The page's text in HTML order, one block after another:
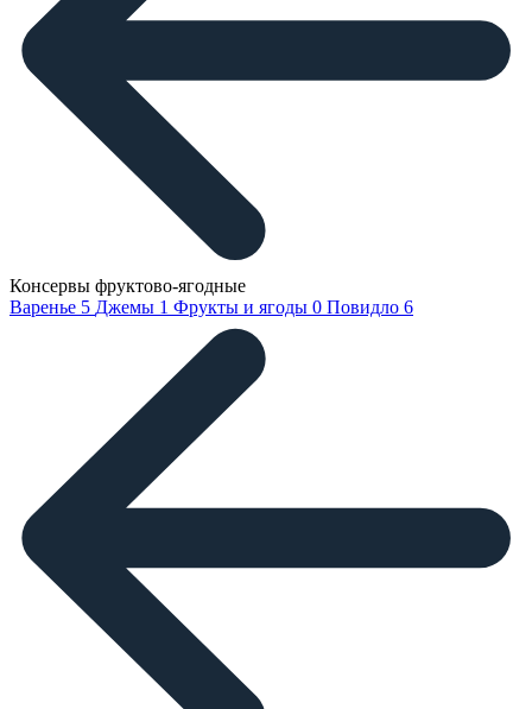
Консервы фруктово-ягодные
Варенье 5 Джемы 1 Фрукты и ягоды 0 Повидло 6